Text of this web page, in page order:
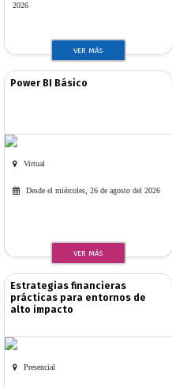
2026
VER MÁS
Power BI Básico
Virtual
Desde el miércoles, 26 de agosto del 2026
VER MÁS
Estrategias financieras
prácticas para entornos de
alto impacto
Presencial